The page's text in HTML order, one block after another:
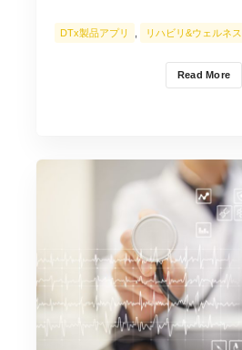
Read More
DTx製品アプリ , リハビリ&ウェルネス